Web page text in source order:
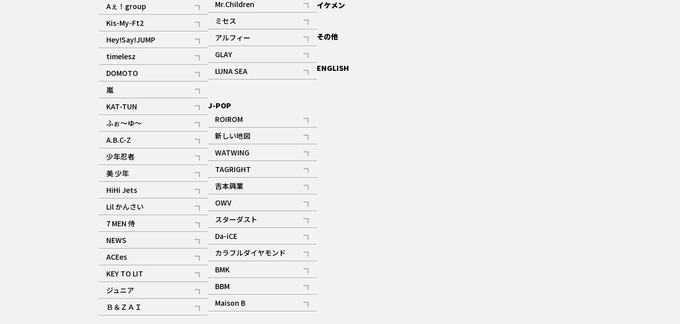
Aぇ！group
記事
Kis-My-Ft2
記事
ギャラリー
Hey!Say!JUMP
記事
timelesz
記事
DOMOTO
記事
嵐
記事
KAT-TUN
記事
ふぉ～ゆ～
記事
A.B.C-Z
記事
ギャラリー
少年忍者
記事
美 少年
記事
HiHi Jets
記事
Lil かんさい
記事
7 MEN 侍
記事
NEWS
記事
ACEes
記事
KEY TO LIT
記事
ジュニア
記事
Ｂ＆ＺＡＩ
記事
Mr.Children
記事
ミセス
記事
アルフィー
記事
GLAY
記事
LUNA SEA
記事
J-POP
ROIROM
記事
新しい地図
記事
WATWING
記事
TAGRIGHT
記事
吉本興業
記事
OWV
記事
ギャラリー
スターダスト
記事
Da-iCE
記事
カラフルダイヤモンド
記事
BMK
記事
ギャラリー
BBM
記事
ギャラリー
Maison B
記事
イケメン
その他
ENGLISH